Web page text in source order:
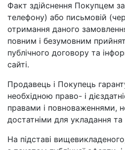
Факт здійснення Покупцем
телефону) або письмовій
отримання даного
повним і безумовним
публічного договору та
сайті.
Продавець і Покупець
необхідною право- і
правами і повноваженнями,
достатніми для укладання
На підставі